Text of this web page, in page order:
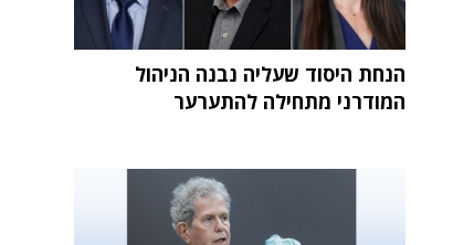
הנחת היסוד שעליה נבנה הניהול
המודרני מתחילה להתערער